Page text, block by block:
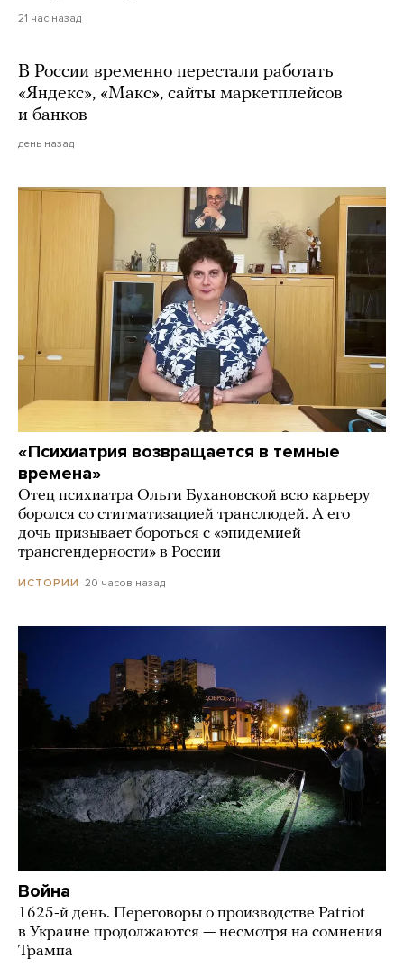
21 час назад
В России временно перестали работать
«Яндекс», «Макс», сайты маркетплейсов
и банков
день назад
«Психиатрия возвращается в темные
времена»
Отец психиатра Ольги Бухановской всю карьеру
боролся со стигматизацией транслюдей. А его
дочь призывает бороться с «эпидемией
трансгендерности» в России
ИСТОРИИ 20 часов назад
Война
1625-й день. Переговоры о производстве Patriot
в Украине продолжаются — несмотря на сомнения
Трампа